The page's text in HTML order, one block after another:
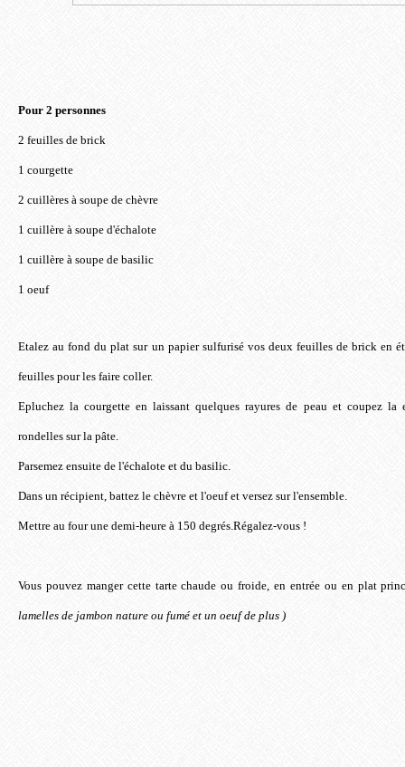
Pour 2 personnes
2 feuilles de brick
1 courgette
2 cuillères à soupe de chèvre
1 cuillère à soupe d'échalote
1 cuillère à soupe de basilic
1 oeuf
Etalez au fond du plat sur un papier sulfurisé vos deux feuilles de brick en
feuilles pour les faire coller.
Epluchez la courgette en laissant quelques rayures de peau et coupez la
rondelles sur la pâte.
Parsemez ensuite de l'échalote et du basilic.
Dans un récipient, battez le chèvre et l'oeuf et versez sur l'ensemble.
Mettre au four une demi-heure à 150 degrés.Régalez-vous !
Vous pouvez manger cette tarte chaude ou froide, en entrée ou en plat
lamelles de jambon nature ou fumé et un oeuf de plus )